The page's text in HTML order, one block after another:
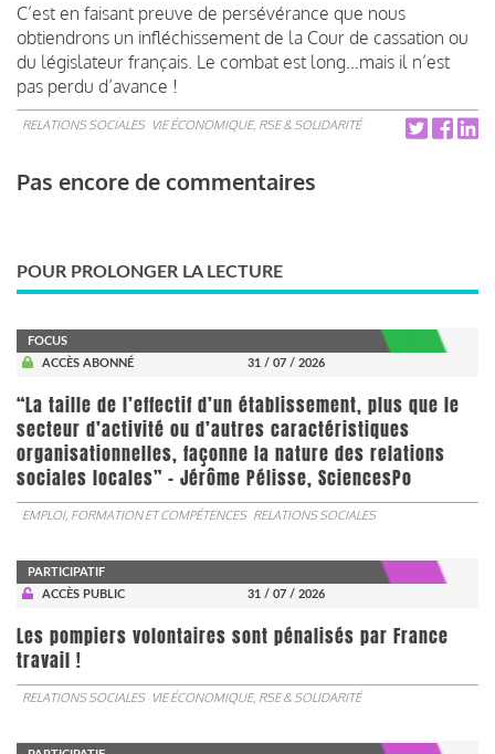
C’est en faisant preuve de persévérance que nous
obtiendrons un infléchissement de la Cour de cassation ou
du législateur français. Le combat est long…mais il n’est
pas perdu d’avance !
RELATIONS SOCIALES VIE ÉCONOMIQUE, RSE & SOLIDARITÉ
Pas encore de commentaires
POUR PROLONGER LA LECTURE
FOCUS
ACCÈS ABONNÉ
31 / 07 / 2026
“La taille de l’effectif d’un établissement, plus que le
secteur d’activité ou d’autres caractéristiques
organisationnelles, façonne la nature des relations
sociales locales” - Jérôme Pélisse, SciencesPo
EMPLOI, FORMATION ET COMPÉTENCES RELATIONS SOCIALES
PARTICIPATIF
ACCÈS PUBLIC
31 / 07 / 2026
Les pompiers volontaires sont pénalisés par France
travail !
RELATIONS SOCIALES VIE ÉCONOMIQUE, RSE & SOLIDARITÉ